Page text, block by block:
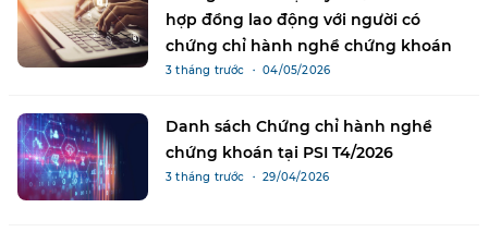
hợp đồng lao động với người có
chứng chỉ hành nghề chứng khoán
3 tháng trước ・ 04/05/2026
Danh sách Chứng chỉ hành nghề
chứng khoán tại PSI T4/2026
3 tháng trước ・ 29/04/2026